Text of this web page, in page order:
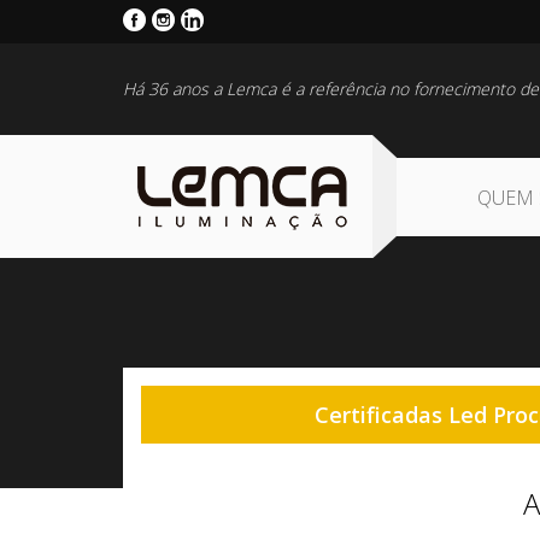
Há 36 anos a Lemca é a referência no fornecimento
QUEM
Certificadas Led